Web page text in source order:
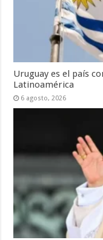
Uruguay es el país
Latinoamérica
6 agosto, 2026